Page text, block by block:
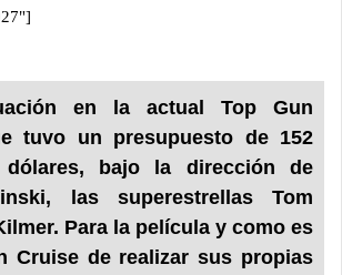
en la actual Top Gun
tuvo un presupuesto de 152
bajo la dirección de
las superestrellas Tom
Para la película y como es
Cruise de realizar sus propias